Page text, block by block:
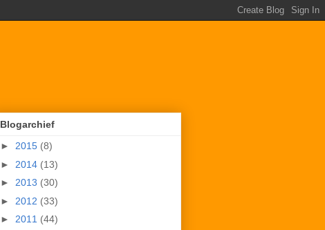
Blogarchief
► 2015 (8)
► 2014 (13)
► 2013 (30)
► 2012 (33)
► 2011 (44)